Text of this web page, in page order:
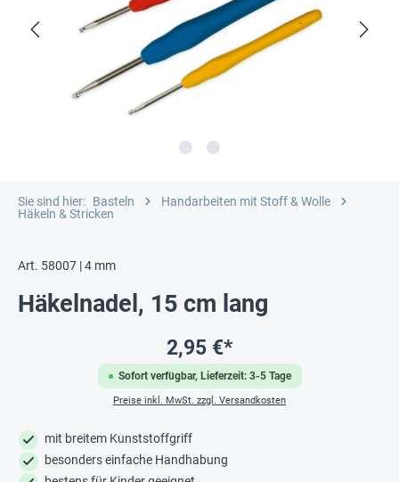
Sie sind hier: Basteln
Handarbeiten mit Stoff & Wolle
Häkeln & Stricken
Art. 58007 | 4 mm
Häkelnadel, 15 cm lang
Sofort verfügbar, Lieferzeit: 3-5 Tage
2,95 €*
Preise inkl. MwSt. zzgl. Versandkosten
mit breitem Kunststoffgriff
besonders einfache Handhabung